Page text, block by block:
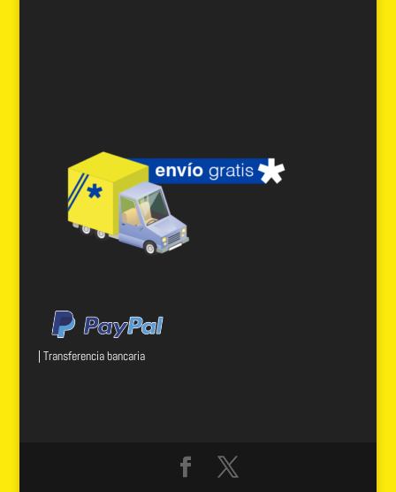
| Transferencia bancaria